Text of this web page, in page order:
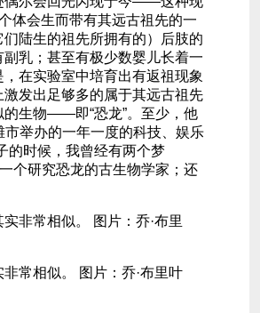
体会生而带有其远古祖先的一
陆生的祖先所拥有的）后肢的
乳；甚至有极少数婴儿长着一
在实验室中培育出有返祖现象
发出足够多的属于其远古祖先
的生物——即“恐龙”。至少，他
举办的一年一度的科技、娱乐
时候，我曾经有两个梦
个研究恐龙的古生物学家；还
常相似。 图片：乔·布里叶